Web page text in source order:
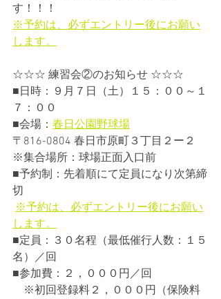
す！！！
※予約は、必ずエントリー後にお願い
します。
☆☆☆ 練習会②のお知らせ ☆☆☆
■日時：９月７日（土）１５：００～１
７：００
■会場： 春日公園野球場
〒816-0804 春日市原町３丁目２ー２
※集合場所：球場正面入口前
■予約制：先着順にて定員になり次第締
切
※予約は、必ずエントリー後にお願い
します。
■定員：３０名程（最低催行人数：１５
名）／回
■参加費：２，０００円／回
※初回登録料２，０００円（保険料